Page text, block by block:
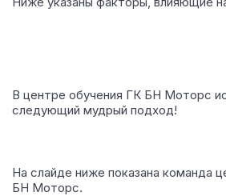
В центре обучения ГК БН Моторс
следующий мудрый подход!
На слайде ниже показана команда
БН Моторс.